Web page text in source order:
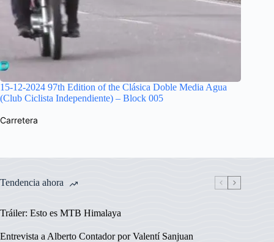
15-12-2024 97th Edition of the Clásica Doble Media Agua
(Club Ciclista Independiente) – Block 005
Carretera
Tendencia ahora
Tráiler: Esto es MTB Himalaya
Entrevista a Alberto Contador por Valentí Sanjuan